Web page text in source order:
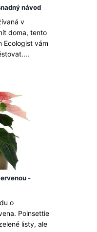
návod
v
doma, tento
Ecologist vám
-
o
Poinsettie
listy, ale